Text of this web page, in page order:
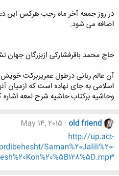
اضافه می شود.
حاج محمد باقرفشارکی ازبزرگان جهان
آن عالم ربانی درطول عمرپربرکت خویش
اسلامی به جای نهاده است که ازمیان
وحاشیه برکتاب حاشیه شرح لمعه اشاره
old friend
May 14, 2015
http://up.act-
Saman%20Jalili%20-